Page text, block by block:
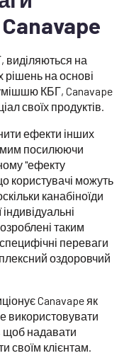
виділяються на
на основі
КБГ, Canavape
своїх продуктів.
ефекти інших
посилюючи
"ефекту
користувачі можуть
канабіноїди
таким
переваги
оздоровчий
Canavape як
використовувати
щоб надавати
своїм клієнтам.